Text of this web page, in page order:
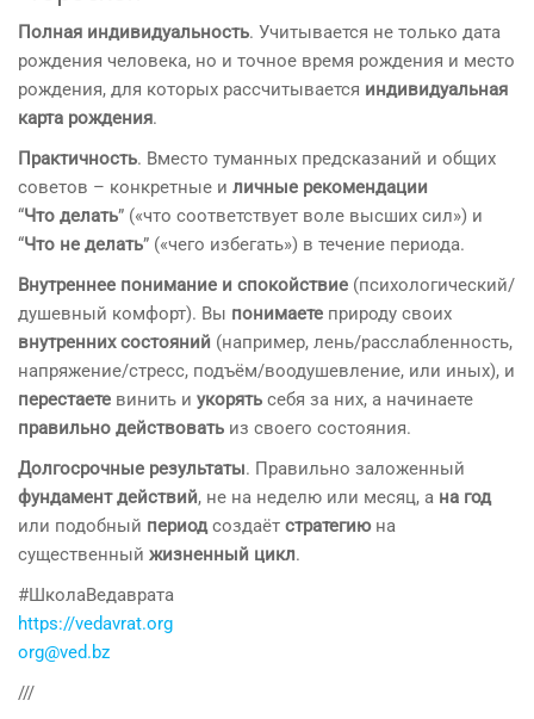
Полная индивидуальность. Учитывается не только дата
рождения человека, но и точное время рождения и место
рождения, для которых рассчитывается индивидуальная
карта рождения.
Практичность. Вместо туманных предсказаний и общих
советов – конкретные и личные рекомендации
“Что делать” («что соответствует воле высших сил») и
“Что не делать” («чего избегать») в течение периода.
Внутреннее понимание и спокойствие (психологический/
душевный комфорт). Вы понимаете природу своих
внутренних состояний (например, лень/расслабленность,
напряжение/стресс, подъём/воодушевление, или иных), и
перестаете винить и укорять себя за них, а начинаете
правильно действовать из своего состояния.
Долгосрочные результаты. Правильно заложенный
фундамент действий, не на неделю или месяц, а на год
или подобный периодсоздаёт стратегиюна
существенный жизненный цикл.
#ШколаВедаврата
https://vedavrat.org
org@ved.bz
///